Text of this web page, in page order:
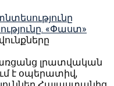
«Փաստ»
առցանց լրատվական
է օպերատիվ,